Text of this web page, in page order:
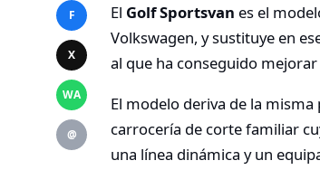
F
X
WA
@
El Golf Sportsvan es el
Volkswagen, y sustituye en
al que ha conseguido
El modelo deriva de la
carrocería de corte familiar
una línea dinámica y un